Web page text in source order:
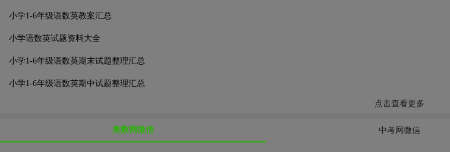
小学1-6年级语数英教案汇总
小学语数英试题资料大全
小学1-6年级语数英期末试题整理汇总
小学1-6年级语数英期中试题整理汇总
点击查看更多
奥数网微信 中考网微信